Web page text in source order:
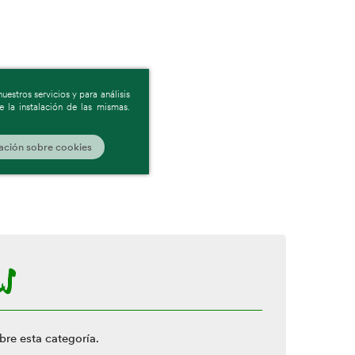
servicios y para análisis
la instalación de las mismas.
sobre cookies
esta categoría.